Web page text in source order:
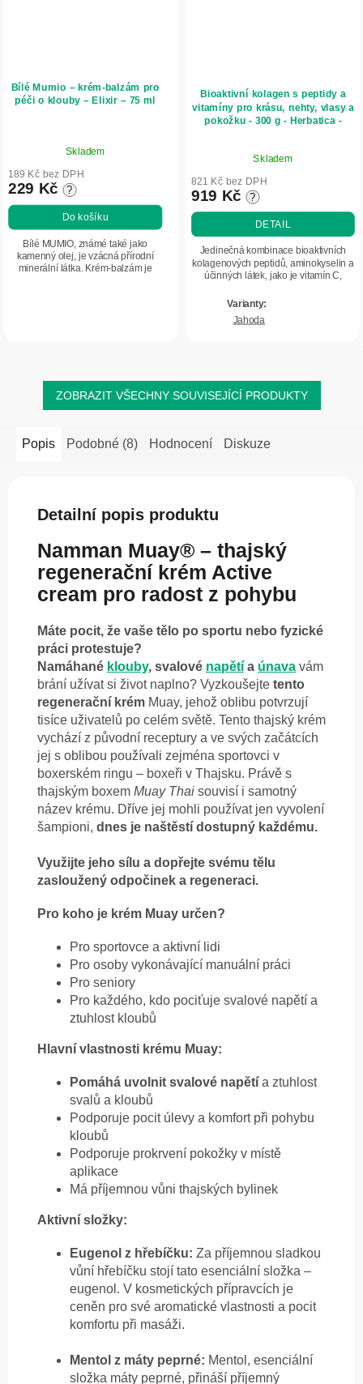
Bílé Mumio – krém-balzám pro
péči o klouby – Elixir – 75 ml
hodnocení
produktu
je
5,0
z
hvězdiček.
Skladem
189 Kč bez DPH
229 Kč ?
Do košíku
Bílé MUMIO, známé také jako
kamenný olej, je vzácná přírodní
minerální látka. Krém-balzám je
Bioaktivní kolagen s peptidy a
vitamíny pro krásu, nehty, vlasy a
pokožku - 300 g - Herbatica -
produktu
je
5,0
z
hvězdiček.
Skladem
821 Kč bez DPH
919 Kč ?
DETAIL
Jedinečná kombinace bioaktivních
kolagenových peptidů, aminokyselin a
účinných látek, jako je vitamín C,
pomáhá pečovat o kvalitu vlasů, nehtů
Jahoda
ZOBRAZIT VŠECHNY SOUVISEJÍCÍ PRODUKTY
Popis Podobné (8) Hodnocení Diskuze
Detailní popis produktu
Namman Muay® – thajský
regenerační krém Active
cream pro radost z pohybu
Máte pocit, že vaše tělo po sportu nebo fyzické
práci protestuje?
Namáhané klouby, svalové napětí a únava vám
brání užívat si život naplno? Vyzkoušejte tento
regenerační krém Muay, jehož oblibu potvrzují
tisíce uživatelů po celém světě. Tento thajský krém
vychází z původní receptury a ve svých začátcích
jej s oblibou používali zejména sportovci v
boxerském ringu – boxeři v Thajsku. Právě s
thajským boxem Muay Thai souvisí i samotný
název krému. Dříve jej mohli používat jen vyvolení
šampioni, dnes je naštěstí dostupný každému.
Využijte jeho sílu a dopřejte svému tělu
zasloužený odpočinek a regeneraci.
Pro koho je krém Muay určen?
Pro sportovce a aktivní lidi
Pro osoby vykonávající manuální práci
Pro seniory
Pro každého, kdo pociťuje svalové napětí a
ztuhlost kloubů
Hlavní vlastnosti krému Muay:
Pomáhá uvolnit svalové napětí a ztuhlost
svalů a kloubů
Podporuje pocit úlevy a komfort při pohybu
kloubů
Podporuje prokrvení pokožky v místě
aplikace
Má příjemnou vůni thajských bylinek
Aktivní složky:
Eugenol z hřebíčku: Za příjemnou sladkou
vůní hřebíčku stojí tato esenciální složka –
eugenol. V kosmetických přípravcích je
ceněn pro své aromatické vlastnosti a pocit
komfortu při masáži.
Mentol z máty peprné: Mentol, esenciální
složka máty peprné, přináší příjemný